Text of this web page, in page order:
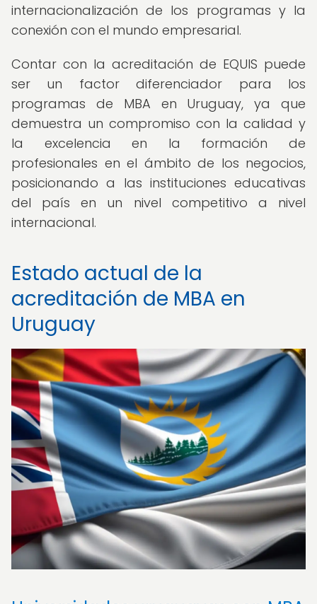
internacionalización de los programas y la
conexión con el mundo empresarial.
Contar con la acreditación de EQUIS puede
ser un factor diferenciador para los
programas de MBA en Uruguay, ya que
demuestra un compromiso con la calidad y
la excelencia en la formación de
profesionales en el ámbito de los negocios,
posicionando a las instituciones educativas
del país en un nivel competitivo a nivel
internacional.
Estado actual de la
acreditación de MBA en
Uruguay